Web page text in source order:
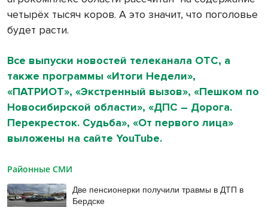
четырёх тысяч коров. А это значит, что поголовье
будет расти.
Все выпуски новостей телеканала ОТС, а
также программы «Итоги Недели»,
«ПАТРИОТ», «Экстренный вызов», «Пешком по
Новосибирской области», «ДПС – Дорога.
Перекресток. Судьба», «От первого лица»
выложены на сайте YouTube.
Районные СМИ
Две пенсионерки получили травмы в ДТП в
Бердске